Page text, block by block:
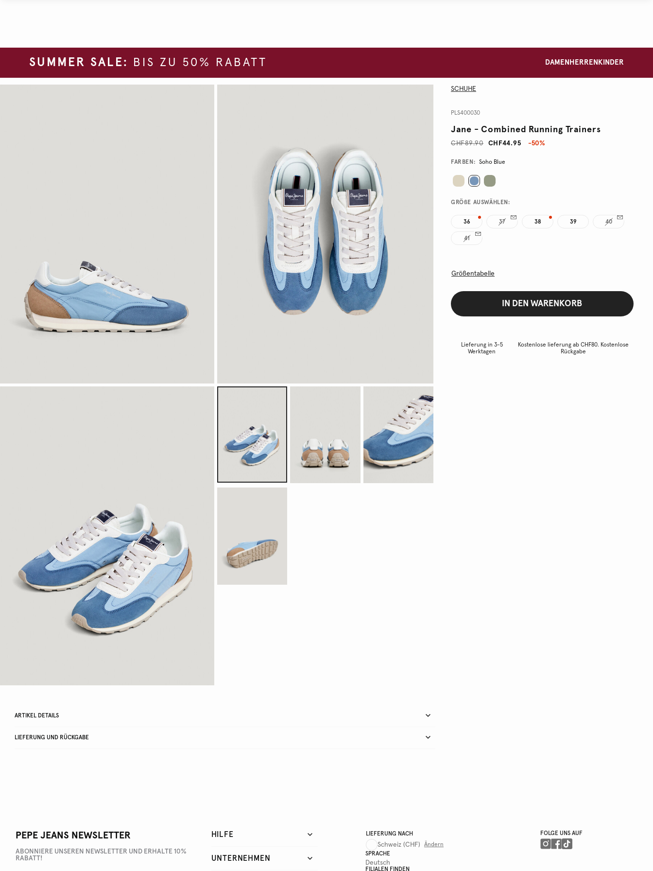
SUMMER SALE: BIS ZU 50% RABATT DAMEN HERREN KINDER
SCHUHE
PLS400030
Jane - Combined Running Trainers
CHF44.95
CHF89.90 -50%
Promotions
Variations
FARBEN: Soho Blue
GRÖßE AUSWÄHLEN:
36 37 38 39 40
41
Größentabelle
IN DEN WARENKORB
Lieferung in 3-5
Werktagen
Kostenlose lieferung ab CHF80. Kostenlose
Rückgabe
ARTIKEL DETAILS
LIEFERUNG UND RÜCKGABE
PEPE JEANS NEWSLETTER
ABONNIERE UNSEREN NEWSLETTER UND ERHALTE 10%
RABATT!
HILFE
UNTERNEHMEN
LIEFERUNG NACH
Schweiz (CHF)
Ändern
SPRACHE
Deutsch
FILIALEN FINDEN
FOLGE UNS AUF